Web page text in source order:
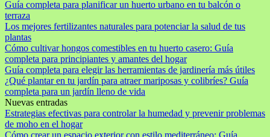
Guía completa para planificar un huerto urbano en tu balcón o
terraza
Los mejores fertilizantes naturales para potenciar la salud de tus
plantas
Cómo cultivar hongos comestibles en tu huerto casero: Guía
completa para principiantes y amantes del hogar
Guía completa para elegir las herramientas de jardinería más útiles
¿Qué plantar en tu jardín para atraer mariposas y colibríes? Guía
completa para un jardín lleno de vida
Nuevas entradas
Estrategias efectivas para controlar la humedad y prevenir problemas
de moho en el hogar
Cómo crear un espacio exterior con estilo mediterráneo: Guía